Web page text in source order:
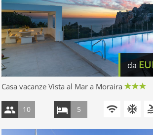
da
Casa vacanze Vista al Mar a Moraira
10 5